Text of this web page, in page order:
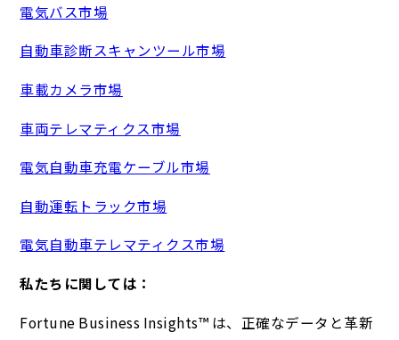
電気バス市場
自動車診断スキャンツール市場
車載カメラ市場
車両テレマティクス市場
電気自動車充電ケーブル市場
自動運転トラック市場
電気自動車テレマティクス市場
私たちに関しては：
Fortune Business Insights™ は、正確なデータと革新